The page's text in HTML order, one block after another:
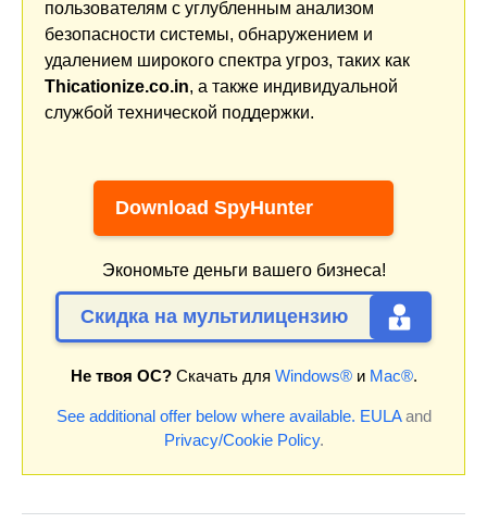
пользователям с углубленным анализом
безопасности системы, обнаружением и
удалением широкого спектра угроз, таких как
Thicationize.co.in, а также индивидуальной
службой технической поддержки.
Download SpyHunter
Экономьте деньги вашего бизнеса!
Скидка на мультилицензию
Не твоя ОС?Скачать для Windows®и Mac®.
See additional offer below where available. EULAand
Privacy/Cookie Policy.